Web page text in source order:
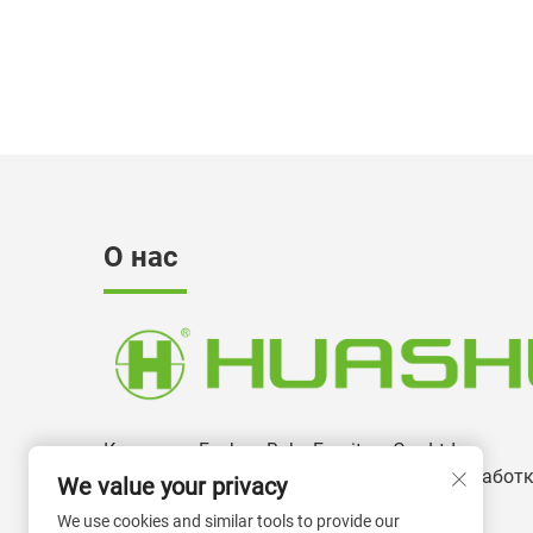
О нас
Компания Foshan Boke Furniture Co., Ltd
специализируется на производстве и
офисных кресел уже более 13 лет.
We value your privacy
We use cookies and similar tools to provide our